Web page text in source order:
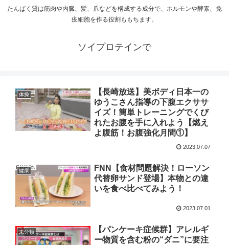
たんぱく質は筋肉や内臓、髪、爪などを構成する成分で、ホルモンや酵素、免
疫細胞を作る役割ももちます。
ソイプロテインで
体操
【長崎放送】美ボディ日本一の
ゆうこさん指導の下腹エクササ
イズ！簡単トレーニングでくび
れたお腹を手に入れよう【燃え
よ腹筋！お腹強化月間①】
2023.07.07
健康
FNN【食材問題解決！ローソン
代替卵サンド登場】本物との違
いを食べ比べてみよう！
2023.07.01
未分類
【パンケーキ症候群】アレルギ
ー物質を含む粉の“ダニ”に要注